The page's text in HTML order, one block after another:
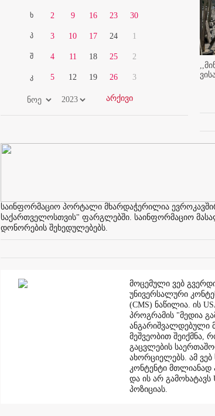
ხ
პ
შ
კ
2
3
4
5
9
10
11
12
16
17
18
19
23
24
25
26
30
1
2
3
საინფორმაციო პორტალი მხარდაჭერილია
საქართველოსთვის" ფარგლებში. საინფორმაციო
დონორების შეხედულებებს.
მოცემული ვებ
უნივერსალური
(CMS) ნაწილია. ის
პროგრამის "მედია
ანგარიშვალდებული
მეშვეობით შეიქმნა,
გაცვლების
ახორციელებს. ამ ვებ
კონტენტი მთლიანად
და ის არ გამოხატავს
პოზიციას.